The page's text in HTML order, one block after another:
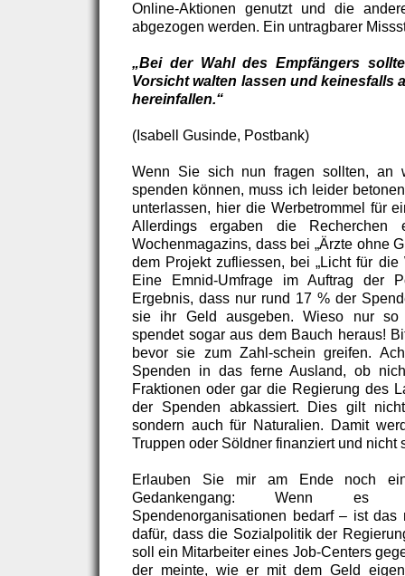
Online-Aktionen genutzt und die
abgezogen werden. Ein untragbarer
„Bei der Wahl des Empfängers
Vorsicht walten lassen und keinesfalls
hereinfallen.“
(Isabell Gusinde, Postbank)
Wenn Sie sich nun fragen sollten, an
spenden können, muss ich leider
unterlassen, hier die Werbetrommel für
Allerdings ergaben die Recherchen
Wochenmagazins, dass bei „Ärzte ohne
dem Projekt zufliessen, bei „Licht für die
Eine Emnid-Umfrage im Auftrag der
Ergebnis, dass nur rund 17 % der
sie ihr Geld ausgeben. Wieso nur so
spendet sogar aus dem Bauch heraus!
bevor sie zum Zahl-schein greifen.
Spenden in das ferne Ausland, ob
Fraktionen oder gar die Regierung des
der Spenden abkassiert. Dies gilt
sondern auch für Naturalien. Damit
Truppen oder Söldner finanziert und nicht
Erlauben Sie mir am Ende noch
Gedankengang: Wenn es
Spendenorganisationen bedarf – ist
dafür, dass die Sozialpolitik der
soll ein Mitarbeiter eines Job-Centers
der meinte, wie er mit dem Geld